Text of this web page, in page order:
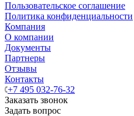
Пользовательское соглашение
Политика конфиденциальности
Компания
О компании
Документы
Партнеры
Отзывы
Контакты
+7 495 032-76-32
Заказать звонок
Задать вопрос